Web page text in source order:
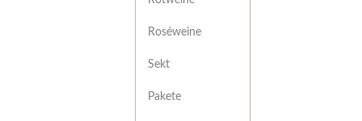
Roséweine
Sekt
Pakete